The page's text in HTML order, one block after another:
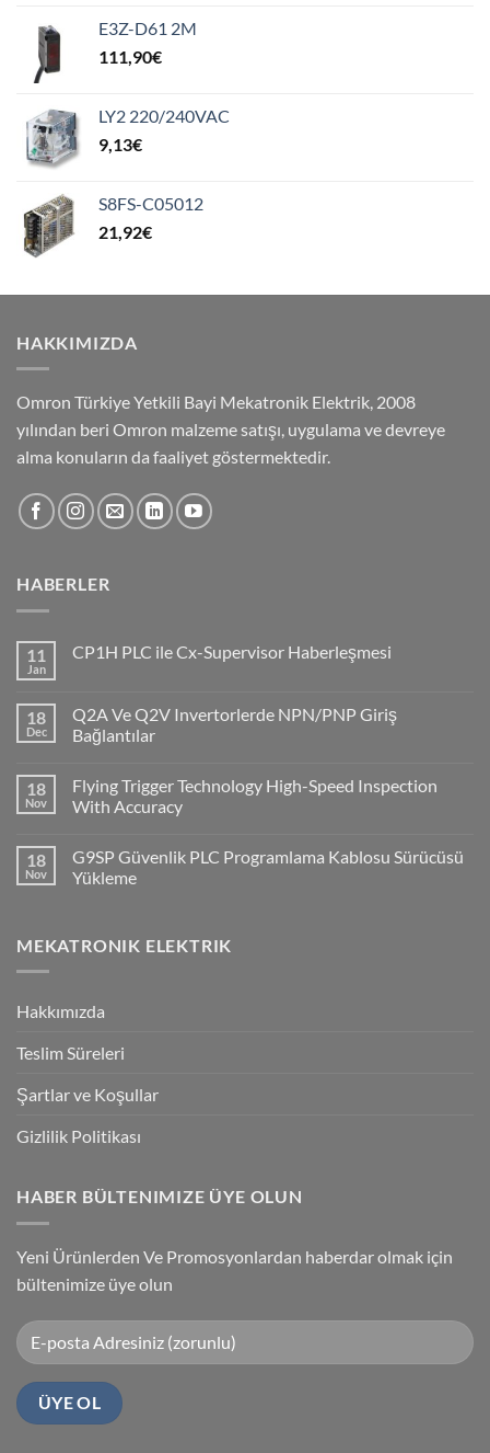
E3Z-D61 2M
111,90€
LY2 220/240VAC
9,13€
S8FS-C05012
21,92€
HAKKIMIZDA
Omron Türkiye Yetkili Bayi Mekatronik Elektrik, 2008
yılından beri Omron malzeme satışı, uygulama ve devreye
alma konuların da faaliyet göstermektedir.
HABERLER
11
Jan
CP1H PLC ile Cx-Supervisor Haberleşmesi
CP1H
PLC
ile
Haberleşmesi
18
Dec
Q2A Ve Q2V Invertorlerde NPN/PNP Giriş
Bağlantılar
on
Q2A
Ve
NPN/PNP
Giriş
Bağlantılar
18
Nov
Flying Trigger Technology High-Speed Inspection
With Accuracy
on
Flying
Trigger
Inspection
With
18
Nov
G9SP Güvenlik PLC Programlama Kablosu Sürücüsü
Yükleme
G9SP
Güvenlik
Sürücüsü
MEKATRONIK ELEKTRIK
Hakkımızda
Teslim Süreleri
Şartlar ve Koşullar
Gizlilik Politikası
HABER BÜLTENIMIZE ÜYE OLUN
Yeni Ürünlerden Ve Promosyonlardan haberdar olmak için
bültenimize üye olun